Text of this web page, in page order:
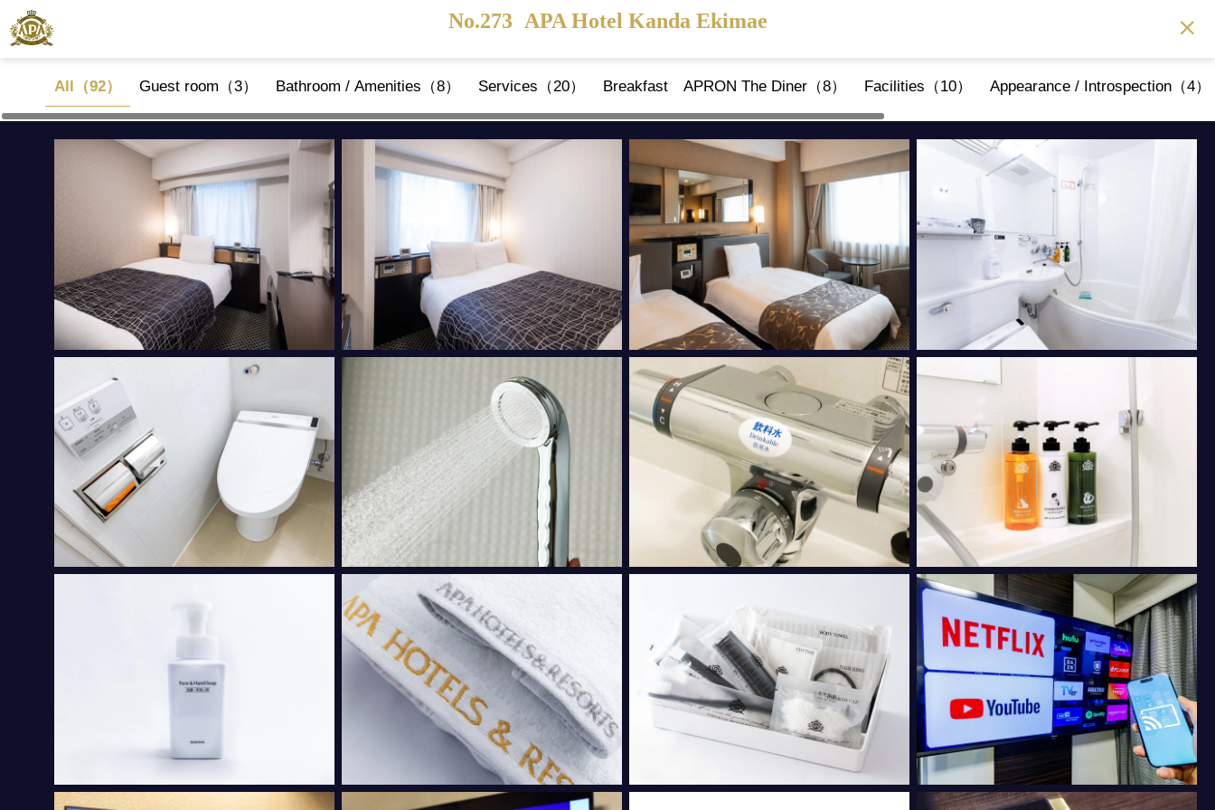
No.273 APA Hotel Kanda Ekimae
All（92） Guest room（3） Bathroom / Amenities（8） Services（20） Breakfast APRON The Diner（8） Facilities（10） Appearance / Introspection（4）